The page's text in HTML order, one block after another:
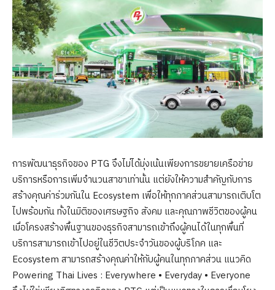
การพัฒนาธุรกิจของ PTG จึงไม่ได้มุ่งเน้นเพียงการขยายเครือข่าย
บริการหรือการเพิ่มจำนวนสาขาเท่านั้น แต่ยังให้ความสำคัญกับการ
สร้างคุณค่าร่วมกันใน Ecosystem เพื่อให้ทุกภาคส่วนสามารถเติบโต
ไปพร้อมกัน ทั้งในมิติของเศรษฐกิจ สังคม และคุณภาพชีวิตของผู้คน
เมื่อโครงสร้างพื้นฐานของธุรกิจสามารถเข้าถึงผู้คนได้ในทุกพื้นที่
บริการสามารถเข้าไปอยู่ในชีวิตประจำวันของผู้บริโภค และ
Ecosystem สามารถสร้างคุณค่าให้กับผู้คนในทุกภาคส่วน แนวคิด
Powering Thai Lives : Everywhere • Everyday • Everyone